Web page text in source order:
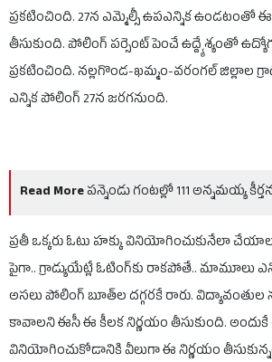
ప్రకటించింది. 27న ఎమ్మెల్సీ ఉపఎన్నిక ఉండటంతో
తీసుకుంది. పోలింగ్ పర్సెంట్ పెంచే ఉద్ద్యేశ్యంతో
ప్రకటించింది. నల్లగొండ-ఖమ్మం-వరంగల్ జిల్లాల
ఎన్నిక పోలింగ్ 27న జరగనుంది.
Read Moreపన్నెండు గంటల్లో 111 అన్నమయ్య
ప్రతీ ఒక్కరు ఓటు హక్కు వినియోగించుకునేలా
పైగా.. గ్రాడ్యుయేట్లే ఓటింగ్‌కు రాకపోతే.. మామూలు
అసలు పోలింగ్ బూత్‌ల దగ్గరకే రారు. విద్యావంతుల
కావాలని ఈసీ ఈ కీలక నిర్ణయం తీసుకుంది. అందుకే
వినియోగించుకోడానికి వీలుగా ఈ నిర్ణయం